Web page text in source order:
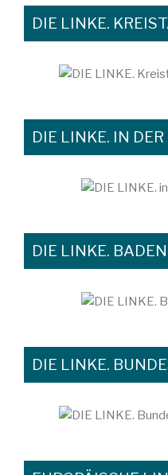
DIE LINKE.
DIE LINKE. IN DER
DIE LINKE.
DIE LINKE.